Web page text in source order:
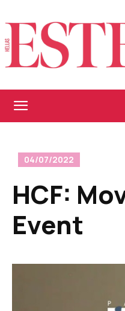
04/07/2022
ΗCF:
Event